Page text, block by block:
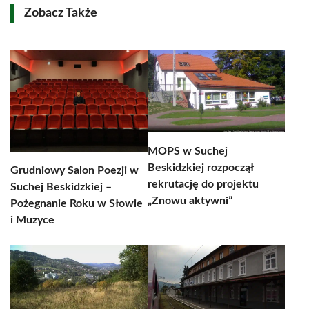
Zobacz Także
Grudniowy Salon Poezji w
Suchej Beskidzkiej –
Pożegnanie Roku w Słowie
i Muzyce
MOPS w Suchej
Beskidzkiej rozpoczął
rekrutację do projektu
„Znowu aktywni”